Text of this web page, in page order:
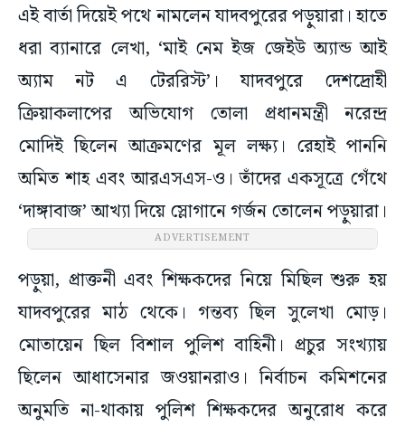
এই বার্তা দিয়েই পথে নামলেন যাদবপুরের পড়ুয়ারা। হাতে
ধরা ব্যানারে লেখা, ‘মাই নেম ইজ জেইউ অ্যান্ড আই
অ্যাম নট এ টেররিস্ট’। যাদবপুরে দেশদ্রোহী
ক্রিয়াকলাপের অভিযোগ তোলা প্রধানমন্ত্রী নরেন্দ্র
মোদিই ছিলেন আক্রমণের মূল লক্ষ্য। রেহাই পাননি
অমিত শাহ এবং আরএসএস-ও। তাঁদের একসূত্রে গেঁথে
‘দাঙ্গাবাজ’ আখ্যা দিয়ে স্লোগানে গর্জন তোলেন পড়ুয়ারা।
ADVERTISEMENT
পড়ুয়া, প্রাক্তনী এবং শিক্ষকদের নিয়ে মিছিল শুরু হয়
যাদবপুরের মাঠ থেকে। গন্তব্য ছিল সুলেখা মোড়।
মোতায়েন ছিল বিশাল পুলিশ বাহিনী। প্রচুর সংখ্যায়
ছিলেন আধাসেনার জওয়ানরাও। নির্বাচন কমিশনের
অনুমতি না-থাকায় পুলিশ শিক্ষকদের অনুরোধ করে